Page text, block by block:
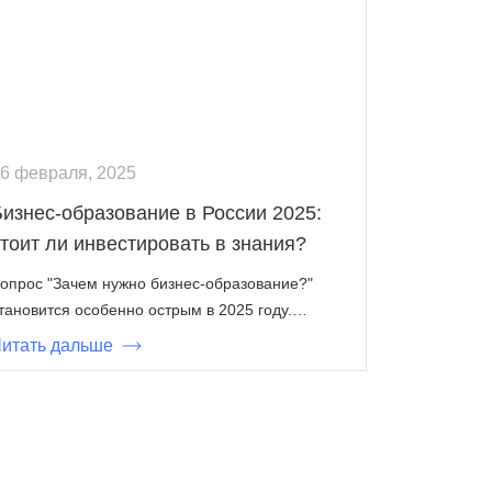
февраля, 2025
образование в России 2025:
ли инвестировать в знания?
"Зачем нужно бизнес-образование?"
особенно острым в 2025 году.…
дальше